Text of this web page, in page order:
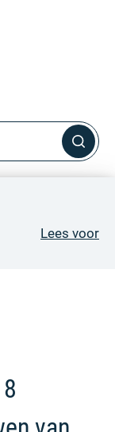
Lees voor